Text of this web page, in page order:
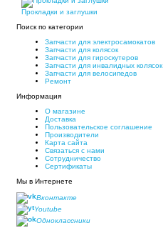
Прокладки и заглушки
Поиск по категории
Запчасти для электросамокатов
Запчасти для колясок
Запчасти для гироскутеров
Запчасти для инвалидных колясок
Запчасти для велосипедов
Ремонт
Информация
О магазине
Доставка
Пользовательское соглашение
Производители
Карта сайта
Связаться с нами
Сотрудничество
Сертификаты
Мы в Интернете
Вконтакте
Youtube
Одноклассники